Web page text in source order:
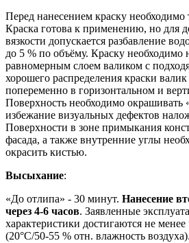
Перед нанесением краску необходимо
Краска готова к применению, но для
вязкости допускается разбавление
до 5 % по объёму. Краску необходимо
равномерным слоем валиком с
хорошего распределения краски
попеременно в горизонтальном и
Поверхность необходимо окрашивать
избежание визуальных дефектов
Поверхности в зоне примыкания
фасада, а также внутренние углы
окрасить кистью.
Высыхание:
«До отлипа» - 30 минут. Нанесение
через 4-6 часов. Заявленные
характеристики достигаются не
(20°C/50-55 % отн. влажность воздуха).